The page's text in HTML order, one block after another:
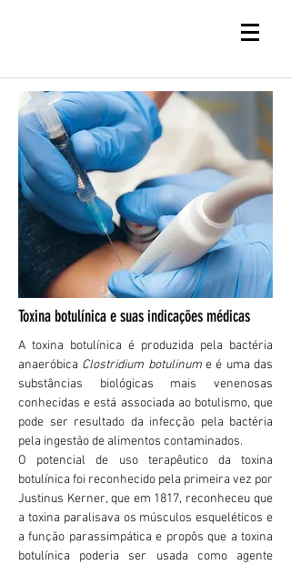
Toxina botulínica e suas indicações médicas
A toxina botulínica é produzida pela bactéria
anaeróbica Clostridium botulinume é uma das
substâncias biológicas mais venenosas
conhecidas e está associada ao botulismo, que
pode ser resultado da infecção pela bactéria
pela ingestão de alimentos contaminados.
O potencial de uso terapêutico da toxina
botulínica foi reconhecido pela primeira vez por
Justinus Kerner, que em 1817, reconheceu que
a toxina paralisava os músculos esqueléticos e
a função parassimpática e propôs que a toxina
botulínica poderia ser usada como agente